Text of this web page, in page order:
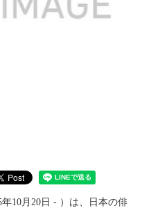
10月20日 - ）は、日本の俳